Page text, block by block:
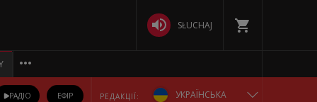
SŁUCHAJ
РАДІО ЕФІР РЕДАКЦІЇ: УКРАЇНСЬКА